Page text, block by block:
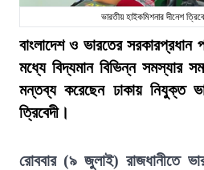
ভারতীয় হাইকমিশনার দীনেশ
বাংলাদেশ ও ভারতের সরকারপ্রধান
মধ্যে বিদ্যমান বিভিন্ন সমস্যার
মন্তব্য করেছেন ঢাকায় নিযুক্ত
ত্রিবেদী।
রোববার (৯ জুলাই) রাজধানীতে